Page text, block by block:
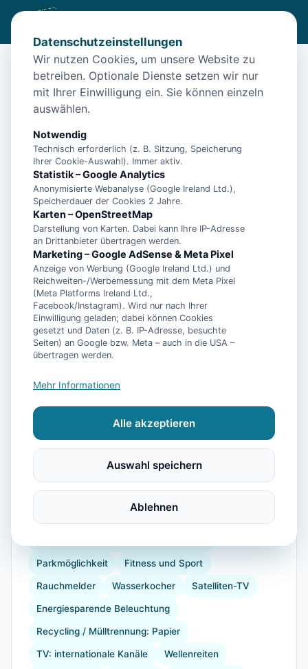
/Unterkünfte /Norden/Norden: Unterkunft Windrad
Norden: Unterkunft Windrad
Küche Kühlschrank
Mikrowelle Terrasse Garten
Kaffeemaschine Herdplatte Toaster
Parkmöglichkeit Fitness und Sport
Rauchmelder Wasserkocher Satelliten-TV
Energiesparende Beleuchtung
Recycling / Mülltrennung: Papier
TV: internationale Kanäle Wellenreiten
Datenschutzeinstellungen
Wir nutzen Cookies, um unsere Website zu
betreiben. Optionale Dienste setzen wir nur
mit Ihrer Einwilligung ein. Sie können einzeln
auswählen.
Notwendig
Technisch erforderlich (z. B. Sitzung, Speicherung
Ihrer Cookie-Auswahl). Immer aktiv.
Statistik – Google Analytics
Anonymisierte Webanalyse (Google Ireland Ltd.),
Speicherdauer der Cookies 2 Jahre.
Karten – OpenStreetMap
Darstellung von Karten. Dabei kann Ihre IP-Adresse
an Drittanbieter übertragen werden.
Marketing – Google AdSense & Meta Pixel
Anzeige von Werbung (Google Ireland Ltd.) und
Reichweiten-/Werbemessung mit dem Meta Pixel
(Meta Platforms Ireland Ltd.,
Facebook/Instagram). Wird nur nach Ihrer
Einwilligung geladen; dabei können Cookies
gesetzt und Daten (z. B. IP-Adresse, besuchte
Seiten) an Google bzw. Meta – auch in die USA –
übertragen werden.
Mehr Informationen
Alle akzeptieren
Auswahl speichern
Ablehnen